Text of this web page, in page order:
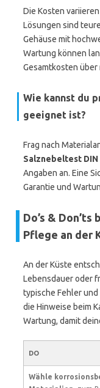
Die Kosten
Lösungen sind
Gehäuse mit
Wartung können
Gesamtkosten über
Wie kannst du
geeignet ist?
Frag nach
Salznebeltest DIN
Angaben an. Eine
Garantie und
Do’s & Don’ts
Pflege an der
An der Küste
Lebensdauer oder
typische Fehler
die Hinweise beim
Wartung, damit
DO
Wähle